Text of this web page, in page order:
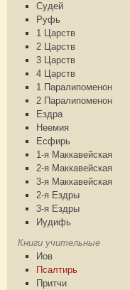
Судей
Руфь
1 Царств
2 Царств
3 Царств
4 Царств
1 Паралипоменон
2 Паралипоменон
Ездра
Неемия
Есфирь
1-я Маккавейская
2-я Маккавейская
3-я Маккавейская
2-я Ездры
3-я Ездры
Иудифь
Книги учительные
Иов
Псалтирь
Притчи